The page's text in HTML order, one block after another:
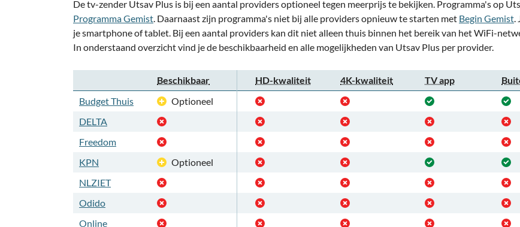
De tv-zender Utsav Plus is bij een aantal providers optioneel tegen meerprijs te bekijken. Programma's op
Programma Gemist. Daarnaast zijn programma's niet bij alle providers opnieuw te starten met Begin Gemist.
je smartphone of tablet. Bij een aantal providers kan dit niet alleen thuis binnen het bereik van het WiFi-
In onderstaand overzicht vind je de beschikbaarheid en alle mogelijkheden van Utsav Plus per provider.
Beschikbaar HD-kwaliteit 4K-kwaliteit TV app
Budget Thuis
Optioneel
DELTA
Freedom
KPN
Optioneel
NLZIET
Odido
Online